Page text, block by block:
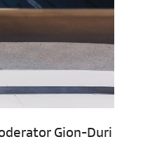
Gion-Duri